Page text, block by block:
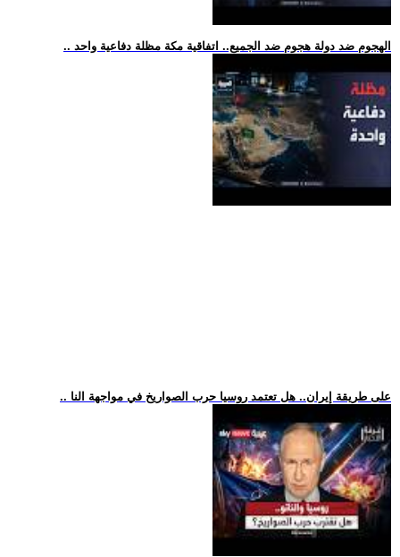
.. الهجوم ضد دولة هجوم ضد الجميع.. اتفاقية مكة مظلة دفاعية واحد
.. على طريقة إيران.. هل تعتمد روسيا حرب الصواريخ في مواجهة النا